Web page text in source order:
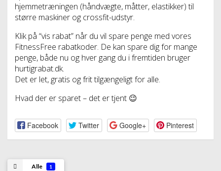
hjemmetræningen (håndvægte, måtter, elastikker) til
større maskiner og crossfit-udstyr.
Klik på “vis rabat” når du vil spare penge med vores
FitnessFree rabatkoder. De kan spare dig for mange
penge, både nu og hver gang du i fremtiden bruger
hurtigrabat.dk.
Det er let, gratis og frit tilgængeligt for alle.
Hvad der er sparet – det er tjent 😉
Facebook Twitter Google+ Pinterest
Alle 1